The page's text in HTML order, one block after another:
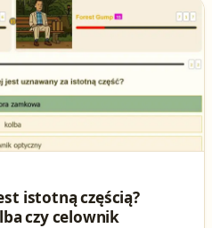
istotną częścią?
czy celownik